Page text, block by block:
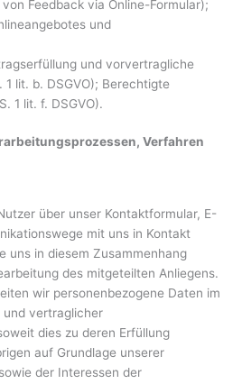
Feedback via Online-Formular);
und
und vorvertragliche
lit. b. DSGVO); Berechtigte
1 lit. f. DSGVO).
Verfahren
über unser Kontaktformular, E-
mit uns in Kontakt
uns in diesem Zusammenhang
des mitgeteilten Anliegens.
wir personenbezogene Daten im
und vertraglicher
dies zu deren Erfüllung
auf Grundlage unserer
der Interessen der